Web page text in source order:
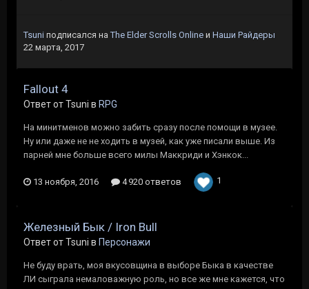
Tsuni подписался наThe Elder Scrolls Online и Наши Райдеры
22 марта, 2017
Fallout 4
Ответ от Tsuni в RPG
На минитменов можно забить сразу после помощи в музее.
Ну или даже не не ходить в музей, как уже писали выше. Из
парней мне больше всего милы Маккриди и Хэнкок...
13 ноября, 2016 4 920 ответов 1
Железный Бык / Iron Bull
Ответ от Tsuni в Персонажи
Не буду врать, моя вкусовщина в выборе Быка в качестве
ЛИ сыграла немаловажную роль, но все же мне кажется, что